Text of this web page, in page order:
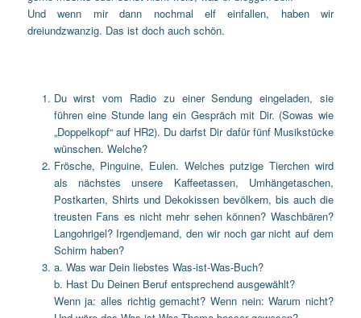
Und wenn mir dann nochmal elf einfallen, haben wir
dreiundzwanzig. Das ist doch auch schön.
Du wirst vom Radio zu einer Sendung eingeladen, sie
führen eine Stunde lang ein Gespräch mit Dir. (Sowas wie
„Doppelkopf“ auf HR2). Du darfst Dir dafür fünf Musikstücke
wünschen. Welche?
Frösche, Pinguine, Eulen. Welches putzige Tierchen wird
als nächstes unsere Kaffeetassen, Umhängetaschen,
Postkarten, Shirts und Dekokissen bevölkern, bis auch die
treusten Fans es nicht mehr sehen können? Waschbären?
Langohrigel? Irgendjemand, den wir noch gar nicht auf dem
Schirm haben?
a. Was war Dein liebstes Was-ist-Was-Buch?
b. Hast Du Deinen Beruf entsprechend ausgewählt?
Wenn ja: alles richtig gemacht? Wenn nein: Warum nicht?